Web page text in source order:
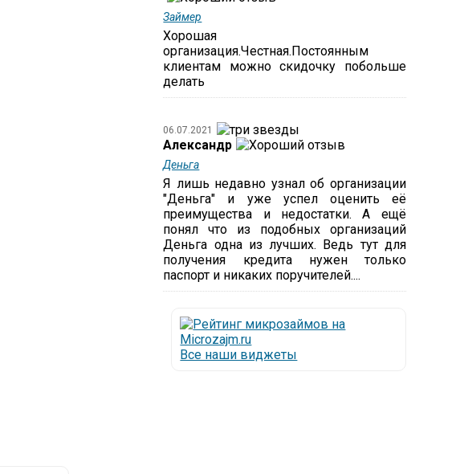
Займер
Хорошая
организация.Честная.Постоянным
клиентам можно скидочку побольше
делать
06.07.2021
Александр
Деньга
Я лишь недавно узнал об организации
"Деньга" и уже успел оценить её
преимущества и недостатки. А ещё
понял что из подобных организаций
Деньга одна из лучших. Ведь тут для
получения кредита нужен только
паспорт и никаких поручителей....
Все наши виджеты